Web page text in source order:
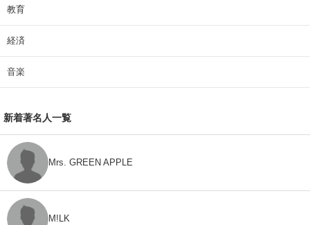
教育
経済
音楽
新着著名人一覧
Mrs. GREEN APPLE
M!LK